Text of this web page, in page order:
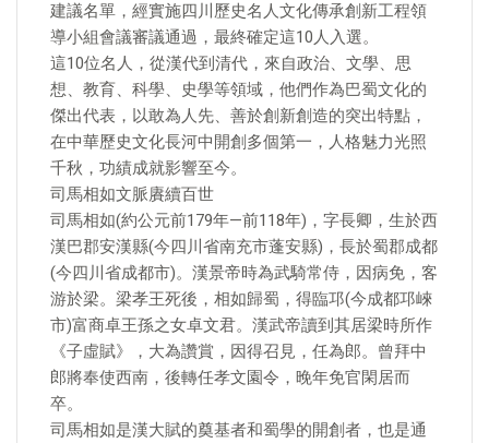
建議名單，經實施四川歷史名人文化傳承創新工程領
導小組會議審議通過，最終確定這10人入選。
這10位名人，從漢代到清代，來自政治、文學、思
想、教育、科學、史學等領域，他們作為巴蜀文化的
傑出代表，以敢為人先、善於創新創造的突出特點，
在中華歷史文化長河中開創多個第一，人格魅力光照
千秋，功績成就影響至今。
司馬相如文脈賡續百世
司馬相如(約公元前179年—前118年)，字長卿，生於西
漢巴郡安漢縣(今四川省南充市蓬安縣)，長於蜀郡成都
(今四川省成都市)。漢景帝時為武騎常侍，因病免，客
游於梁。梁孝王死後，相如歸蜀，得臨邛(今成都邛崍
市)富商卓王孫之女卓文君。漢武帝讀到其居梁時所作
《子虛賦》，大為讚賞，因得召見，任為郎。曾拜中
郎將奉使西南，後轉任孝文園令，晚年免官閑居而
卒。
司馬相如是漢大賦的奠基者和蜀學的開創者，也是通